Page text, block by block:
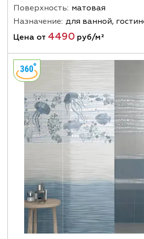
Поверхность: матовая
Назначение: для ванной,
Цена от 4490 руб/м²